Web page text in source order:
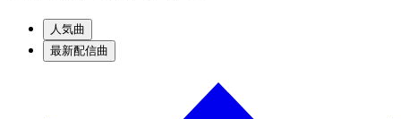
人気曲
最新配信曲